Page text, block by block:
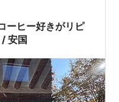
ーヒー好きがリピ
安国